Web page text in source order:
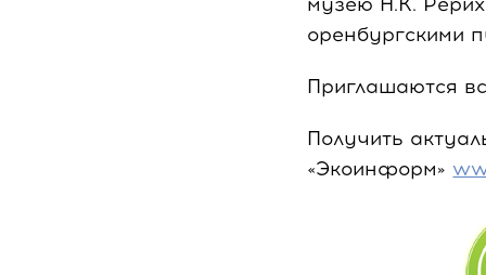
музею Н.К.
оренбургскими
Приглашаются
Получить
«Экоинформ»